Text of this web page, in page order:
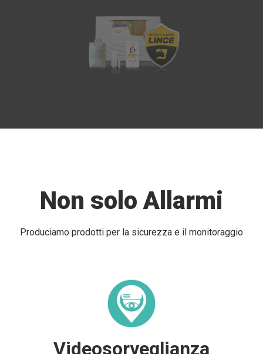
Non solo Allarmi
Produciamo prodotti per la sicurezza e il monitoraggio
Videosorveglianza